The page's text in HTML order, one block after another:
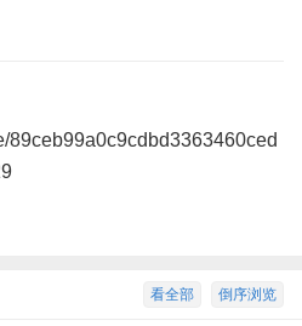
89ceb99a0c9cdbd3363460ced
倒序浏览
看全部